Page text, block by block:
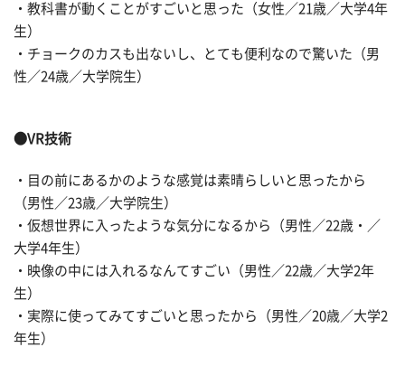
・教科書が動くことがすごいと思った（女性／21歳／大学4年
生）
・チョークのカスも出ないし、とても便利なので驚いた（男
性／24歳／大学院生）
●VR技術
・目の前にあるかのような感覚は素晴らしいと思ったから
（男性／23歳／大学院生）
・仮想世界に入ったような気分になるから（男性／22歳・／
大学4年生）
・映像の中には入れるなんてすごい（男性／22歳／大学2年
生）
・実際に使ってみてすごいと思ったから（男性／20歳／大学2
年生）